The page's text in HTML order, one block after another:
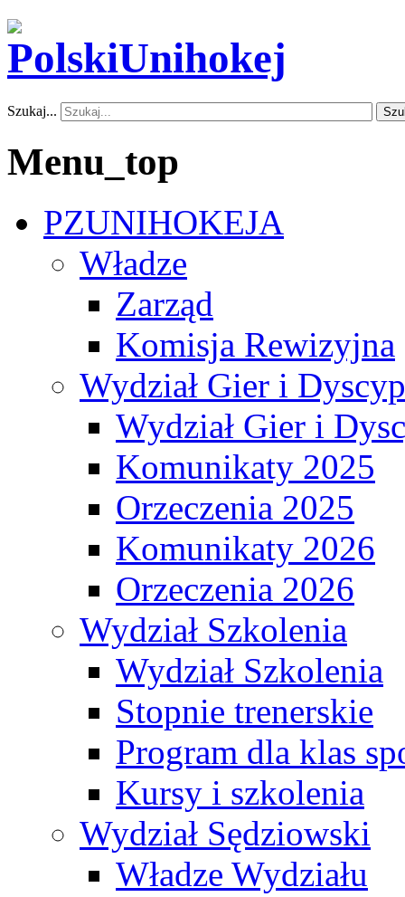
Szukaj...
Menu_top
PZUNIHOKEJA
Władze
Zarząd
Komisja Rewizyjna
Wydział Gier i
Wydział Gier i
Komunikaty 2025
Orzeczenia 2025
Komunikaty 2026
Orzeczenia 2026
Wydział Szkolenia
Wydział Szkolenia
Stopnie trenerskie
Program dla klas
Kursy i szkolenia
Wydział Sędziowski
Władze Wydziału